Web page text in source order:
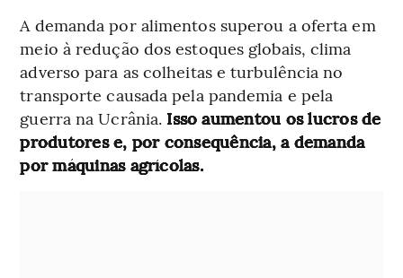
A demanda por alimentos superou a oferta em
meio à redução dos estoques globais, clima
adverso para as colheitas e turbulência no
transporte causada pela pandemia e pela
guerra na Ucrânia. Isso aumentou os lucros de
produtores e, por consequência, a demanda
por máquinas agrícolas.